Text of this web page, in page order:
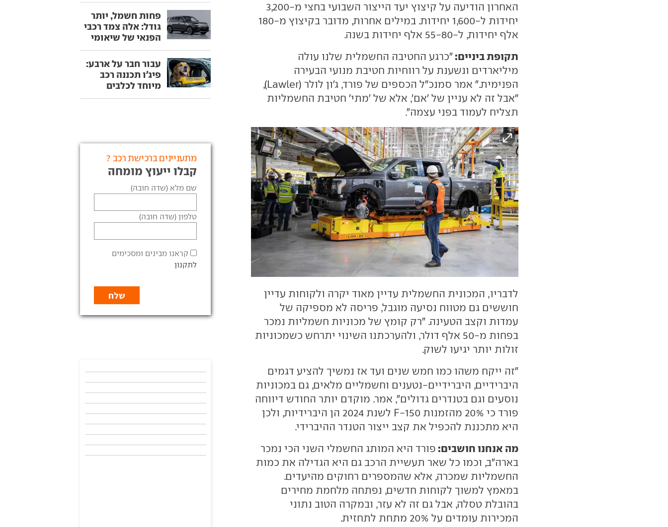
האחרון הודיעה על קיצוץ יעד הייצור השבועי בחצי מ-3,200
יחידות ל-1,600 יחידות. במילים אחרות, מדובר בקיצוץ מ-180
אלף יחידות, ל-55-80 אלף יחידות בשנה.
תקופת ביניים: "כרגע החטיבה החשמלית שלנו עולה
מיליארדים ונשענת על רווחיות חטיבת מנועי הבעירה
הפנימית." אמר סמנכ"ל הכספים של פורד, ג'ון לולר (Lawler),
"אבל זה לא עניין של 'אם', אלא של 'מתי' חטיבת החשמליות
תצליח לעמוד בפני עצמה".
לדבריו, המכונית החשמלית עדיין מאוד יקרה ולקוחות עדיין
חוששים גם מטווח נסיעה מוגבל, פריסה לא מספיקה של
עמדות וקצב הטעינה. "רק קומץ של מכוניות חשמליות נמכר
בפחות מ-50 אלף דולר, ולהערכתנו השינוי יתרחש כשמכוניות
זולות יותר יגיעו לשוק.
"זה ייקח משהו כמו חמש שנים ועד אז נמשיך להציע דגמים
היברידיים, היברידיים-נטענים וחשמליים מלאים, גם במכוניות
נוסעים וגם בטנדרים גדולים", אמר. מוקדם יותר החודש דיווחה
פורד כי 20% מהזמנות F-150 לשנת 2024 הן היברידיות, ולכן
היא מתכננת להכפיל את קצב ייצור הטנדר ההיברידי.
מה אנחנו חושבים: פורד היא המותג החשמלי השני הכי נמכר
בארה"ב, וכמו כל שאר תעשיית הרכב גם היא הגדילה את כמות
החשמליות שמכרה, אלא שהמספרים רחוקים מהיעדים.
במאמץ למשוך לקוחות חדשים, נפתחה מלחמת מחירים
בהובלת טסלה, אבל גם זה לא עזר, ובמקרה הטוב נתוני
המכירות עומדים על 20% מתחת לתחזית.
פחות חשמל, יותר
גודל: אלה צמד רכבי
הפנאי של שיאומי
עבור חבר על ארבע:
פיג'ו תכננה רכב
מיוחד לכלבים
מתעניינים ברכישת רכב ?
קבלו ייעוץ מומחה
שם מלא (שדה חובה)
טלפון (שדה חובה)
קראנו מבינים ומסכימים
לתקנון